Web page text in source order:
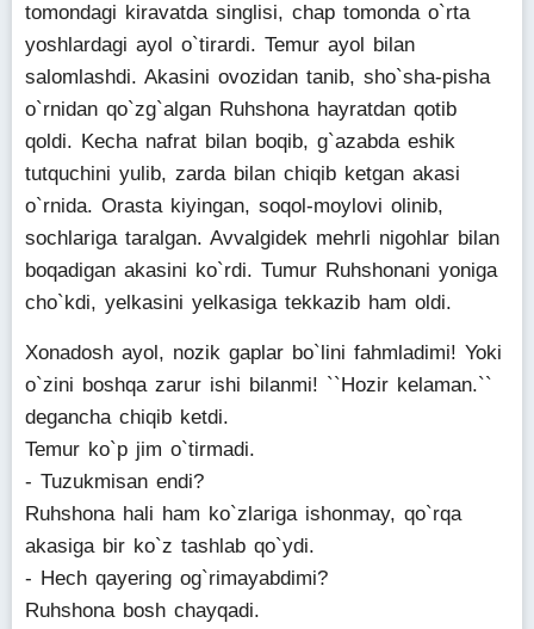
tomondagi kiravatda singlisi, chap tomonda o`rta
yoshlardagi ayol o`tirardi. Temur ayol bilan
salomlashdi. Akasini ovozidan tanib, sho`sha-pisha
o`rnidan qo`zg`algan Ruhshona hayratdan qotib
qoldi. Kecha nafrat bilan boqib, g`azabda eshik
tutquchini yulib, zarda bilan chiqib ketgan akasi
o`rnida. Orasta kiyingan, soqol-moylovi olinib,
sochlariga taralgan. Avvalgidek mehrli nigohlar bilan
boqadigan akasini ko`rdi. Tumur Ruhshonani yoniga
cho`kdi, yelkasini yelkasiga tekkazib ham oldi.
Xonadosh ayol, nozik gaplar bo`lini fahmladimi! Yoki
o`zini boshqa zarur ishi bilanmi! ``Hozir kelaman.``
degancha chiqib ketdi.
Temur ko`p jim o`tirmadi.
- Tuzukmisan endi?
Ruhshona hali ham ko`zlariga ishonmay, qo`rqa
akasiga bir ko`z tashlab qo`ydi.
- Hech qayering og`rimayabdimi?
Ruhshona bosh chayqadi.